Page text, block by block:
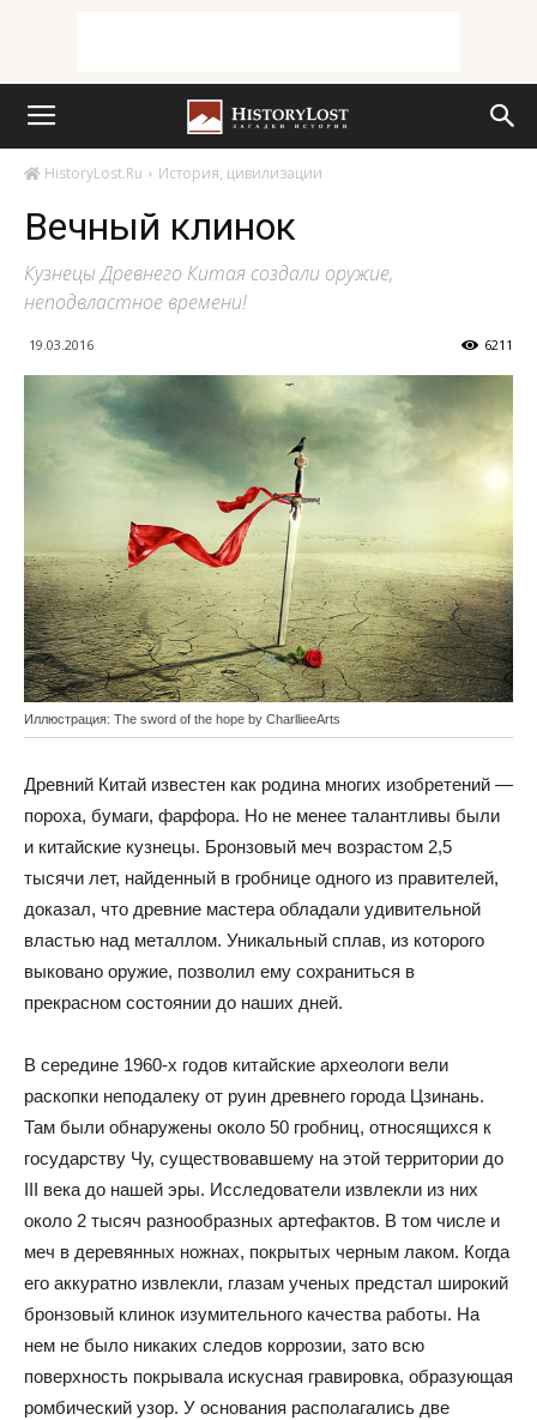
HistoryLost.Ru История, цивилизации
Вечный клинок
Кузнецы Древнего Китая создали оружие,
неподвластное времени!
19.03.2016 6211
Иллюстрация: The sword of the hope by CharllieeArts
Древний Китай известен как родина многих изобретений —
пороха, бумаги, фарфора. Но не менее талантливы были
и китайские кузнецы. Бронзовый меч возрастом 2,5
тысячи лет, найденный в гробнице одного из правителей,
доказал, что древние мастера обладали удивительной
властью над металлом. Уникальный сплав, из которого
выковано оружие, позволил ему сохраниться в
прекрасном состоянии до наших дней.
В середине 1960-х годов китайские археологи вели
раскопки неподалеку от руин древнего города Цзинань.
Там были обнаружены около 50 гробниц, относящихся к
государству Чу, существовавшему на этой территории до
III века до нашей эры. Исследователи извлекли из них
около 2 тысяч разнообразных артефактов. В том числе и
меч в деревянных ножнах, покрытых черным лаком. Когда
его аккуратно извлекли, глазам ученых предстал широкий
бронзовый клинок изумительного качества работы. На
нем не было никаких следов коррозии, зато всю
поверхность покрывала искусная гравировка, образующая
ромбический узор. У основания располагались две